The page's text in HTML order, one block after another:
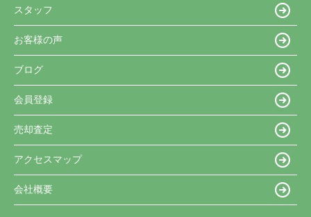
スタッフ
お客様の声
ブログ
会員登録
売却査定
アクセスマップ
会社概要